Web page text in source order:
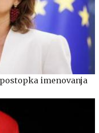
imenovanja